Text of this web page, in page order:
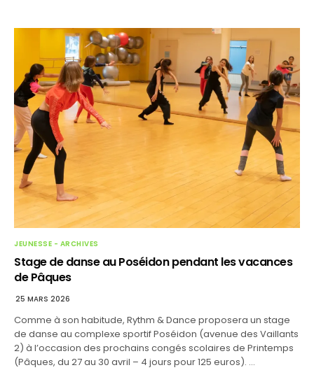
JEUNESSE - ARCHIVES
Stage de danse au Poséidon pendant les vacances
de Pâques
25 MARS 2026
Comme à son habitude, Rythm & Dance proposera un stage
de danse au complexe sportif Poséidon (avenue des Vaillants
2) à l’occasion des prochains congés scolaires de Printemps
(Pâques, du 27 au 30 avril – 4 jours pour 125 euros). …